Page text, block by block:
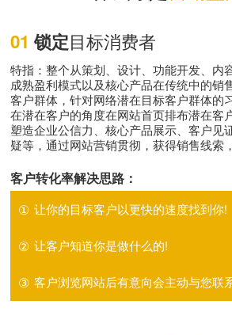
01锁定目标消费者
特指：整个从策划、设计、功能开发、内
成熟盈利模式以及核心产品在传统中的销
客户群体，针对网络潜在目标客户群体的
在潜在客户的角度在网站首页排布潜在客
塑造企业公信力、核心产品展示、客户见
疑等，通过网站营销贯彻，获得销售线索
客户转化率解决思路：
① 让你的目标客户以更快的速度找到你!
② 让客户知道你是做什么的!
③ 客户浏览网站后有意向会主动与您联